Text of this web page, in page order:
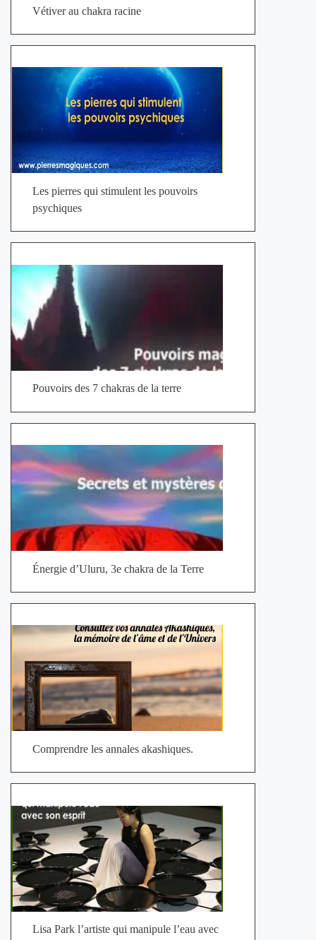
Vétiver au chakra racine
Les pierres qui stimulent les pouvoirs
psychiques
Pouvoirs des 7 chakras de la terre
Énergie d’Uluru, 3e chakra de la Terre
Comprendre les annales akashiques.
Lisa Park l’artiste qui manipule l’eau avec